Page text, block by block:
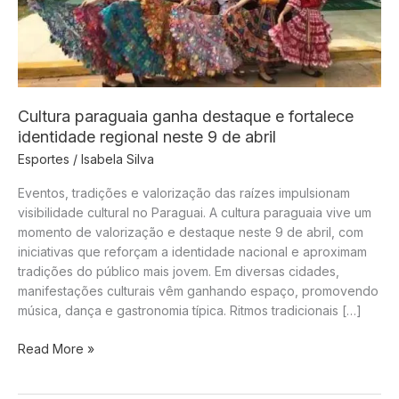
Cultura paraguaia ganha destaque e fortalece
identidade regional neste 9 de abril
Esportes / Isabela Silva
Eventos, tradições e valorização das raízes impulsionam
visibilidade cultural no Paraguai. A cultura paraguaia vive um
momento de valorização e destaque neste 9 de abril, com
iniciativas que reforçam a identidade nacional e aproximam
tradições do público mais jovem. Em diversas cidades,
manifestações culturais vêm ganhando espaço, promovendo
música, dança e gastronomia típica. Ritmos tradicionais […]
Cultura
Read More »